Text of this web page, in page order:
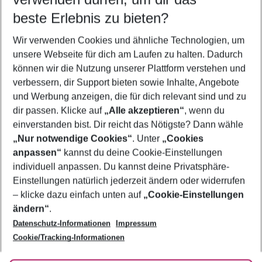
5-8 Nächte
2 Erwachsene Keine Kinder
Mehr Filter anzeigen
Footer
Footer navigation
Über uns
AGB
Bestpreisgarantie
Cookie-Einstellungen ändern
Cookie-Richtlinie
Agenturbetreuung
Barrierefreies Reisen
Folge uns
beste Erlebnis zu bieten?
Wir verwenden Cookies und ähnliche Technologien, um
unsere Webseite für dich am Laufen zu halten. Dadurch
können wir die Nutzung unserer Plattform verstehen und
verbessern, dir Support bieten sowie Inhalte, Angebote
und Werbung anzeigen, die für dich relevant sind und zu
dir passen. Klicke auf „Alle akzeptieren“, wenn du
einverstanden bist. Dir reicht das Nötigste? Dann wähle
„Nur notwendige Cookies“. Unter „Cookies
anpassen“ kannst du deine Cookie-Einstellungen
individuell anpassen. Du kannst deine Privatsphäre-
Einstellungen natürlich jederzeit ändern oder widerrufen
– klicke dazu einfach unten auf „Cookie-Einstellungen
ändern“.
Datenschutz-Informationen
Impressum
Cookie/Tracking-Informationen